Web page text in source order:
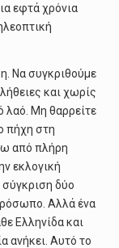
εφτά χρόνια
Να συγκριθούμε
και χωρίς
λαό. Μη θαρρείτε
πήχη στη
από πλήρη
εκλογική
σύγκριση δύο
Αλλά ένα
Ελληνίδα και
ανήκει. Αυτό το